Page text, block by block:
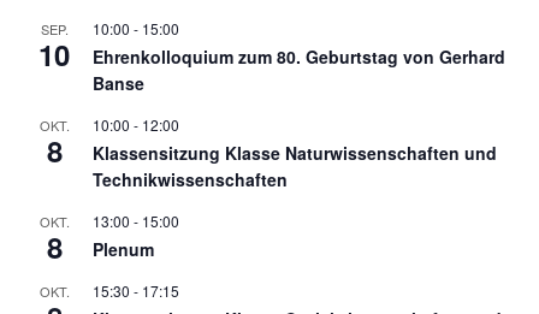
SEP.
10
10:00 - 15:00
Ehrenkolloquium zum 80. Geburtstag von Gerhard
Banse
OKT.
8
10:00 - 12:00
Klassensitzung Klasse Naturwissenschaften und
Technikwissenschaften
OKT.
8
13:00 - 15:00
Plenum
OKT. 15:30 - 17:15